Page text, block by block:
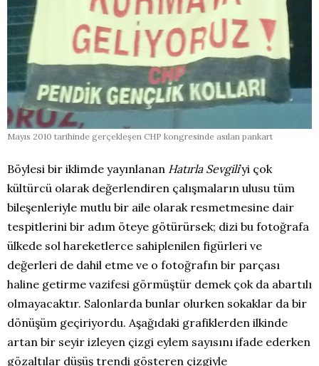
Mayıs 2010 tarihinde gerçekleşen CHP kongresinde asılan pankart
Böylesi bir iklimde yayınlanan Hatırla Sevgili’yi çok
kültürcü olarak değerlendiren çalışmaların ulusu tüm
bileşenleriyle mutlu bir aile olarak resmetmesine dair
tespitlerini bir adım öteye götürürsek; dizi bu fotoğrafa
ülkede sol hareketlerce sahiplenilen figürleri ve
değerleri de dahil etme ve o fotoğrafın bir parçası
haline getirme vazifesi görmüştür demek çok da abartılı
olmayacaktır. Salonlarda bunlar olurken sokaklar da bir
dönüşüm geçiriyordu. Aşağıdaki grafiklerden ilkinde
artan bir seyir izleyen çizgi eylem sayısını ifade ederken
gözaltılar düşüş trendi gösteren çizgiyle